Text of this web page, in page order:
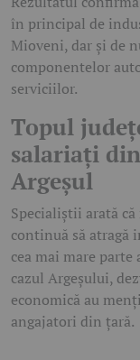
în principal de
Mioveni, dar și de
componentelor
serviciilor.
Topul
salariați
Argeșul
Specialiștii arată
continuă să atragă
cea mai mare
cazul Argeșului,
economică au
angajatori din țară.